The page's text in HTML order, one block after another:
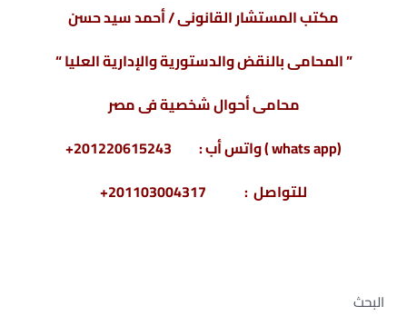
مكتب المستشار القانونى / أحمد سيد حسن
” المحامى بالنقض والدستورية والإدارية العليا “
محامى أحوال شخصية فى مصر
(whats app ) واتس أب : 201220615243+
للتواصل : 201103004317+
البحث